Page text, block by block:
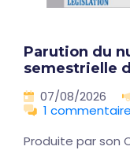
Parution du
semestrielle
07/08/2026
1 commentaire
Produite par son